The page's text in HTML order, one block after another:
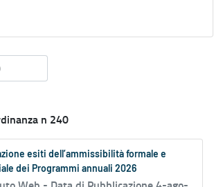
n 240
esiti dell’ammissibilità formale e
dei Programmi annuali 2026